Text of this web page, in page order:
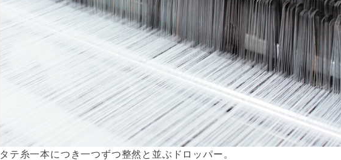
タテ糸一本につき一つずつ整然と並ぶドロッパー。